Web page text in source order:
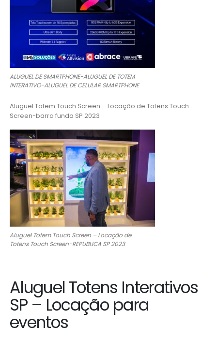
ALUGUEL DE SMARTPHONE-ALUGUEL DE TOTEM
INTERATIVO-ALUGUEL DE CELULAR SMARTPHONE
Aluguel Totem Touch Screen – Locação de Totens Touch
Screen-barra funda SP 2023
Aluguel Totem Touch Screen – Locação de
Totens Touch Screen-REPUBLICA SP 2023
Aluguel Totens Interativos
SP – Locação para
eventos